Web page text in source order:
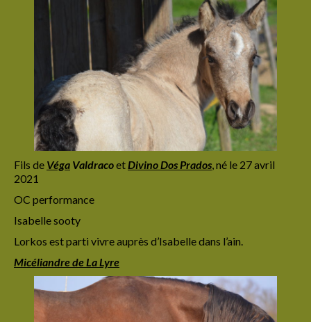
Fils de Véga ValdracoetDivino Dos Prados,né le 27 avril
2021
OC performance
Isabelle sooty
Lorkos est parti vivre auprès d’Isabelle dans l’ain.
Micéliandre de La Lyre